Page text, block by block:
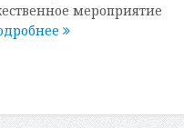
мероприятие